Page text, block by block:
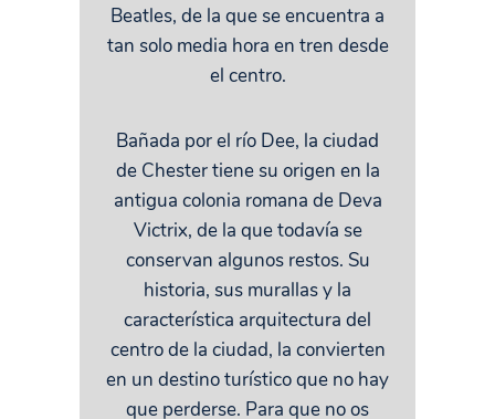
Beatles, de la que se encuentra a
tan solo media hora en tren desde
el centro.
Bañada por el río Dee, la ciudad
de Chester tiene su origen en la
antigua colonia romana de Deva
Victrix, de la que todavía se
conservan algunos restos. Su
historia, sus murallas y la
característica arquitectura del
centro de la ciudad, la convierten
en un destino turístico que no hay
que perderse. Para que no os